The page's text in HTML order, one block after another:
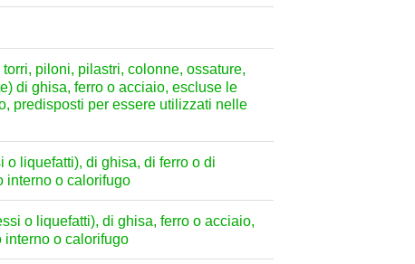
piloni, pilastri, colonne, ossature,
di ghisa, ferro o acciaio, escluse le
predisposti per essere utilizzati nelle
liquefatti), di ghisa, di ferro o di
interno o calorifugo
o liquefatti), di ghisa, ferro o acciaio,
interno o calorifugo